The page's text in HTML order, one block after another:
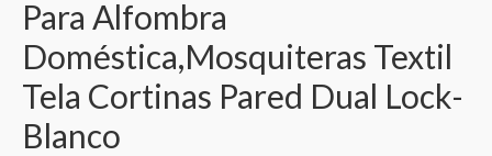
Para Alfombra
Doméstica,Mosquiteras Textil
Tela Cortinas Pared Dual Lock-
Blanco